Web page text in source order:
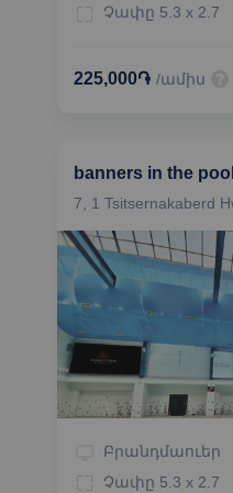
Չափը 5.3 x 2.7
225,000֏ /ամիս
banners in the
7, 1 Tsitsernakaberd
Բրանդմաուեր
Չափը 5.3 x 2.7